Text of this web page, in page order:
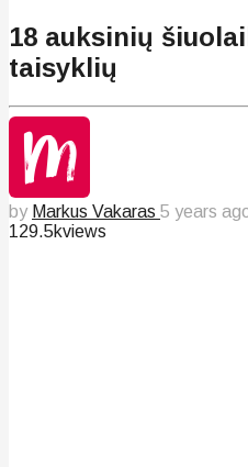
18 auksinių
taisyklių
by Markus Vakaras 5 years
129.5kviews